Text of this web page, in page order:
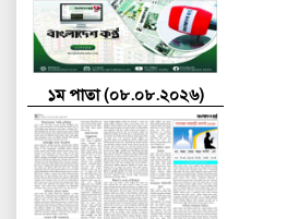
১ম পাতা (০৮.০৮.২০২৬)